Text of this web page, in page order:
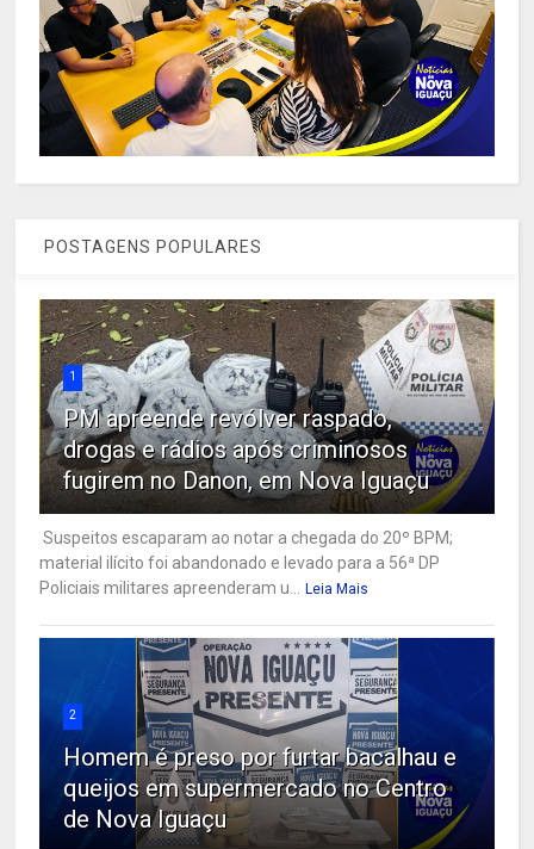
POSTAGENS POPULARES
1
PM apreende revólver raspado,
drogas e rádios após criminosos
fugirem no Danon, em Nova Iguaçu
Suspeitos escaparam ao notar a chegada do 20º BPM;
material ilícito foi abandonado e levado para a 56ª DP
Policiais militares apreenderam u... Leia Mais
2
Homem é preso por furtar bacalhau e
queijos em supermercado no Centro
de Nova Iguaçu